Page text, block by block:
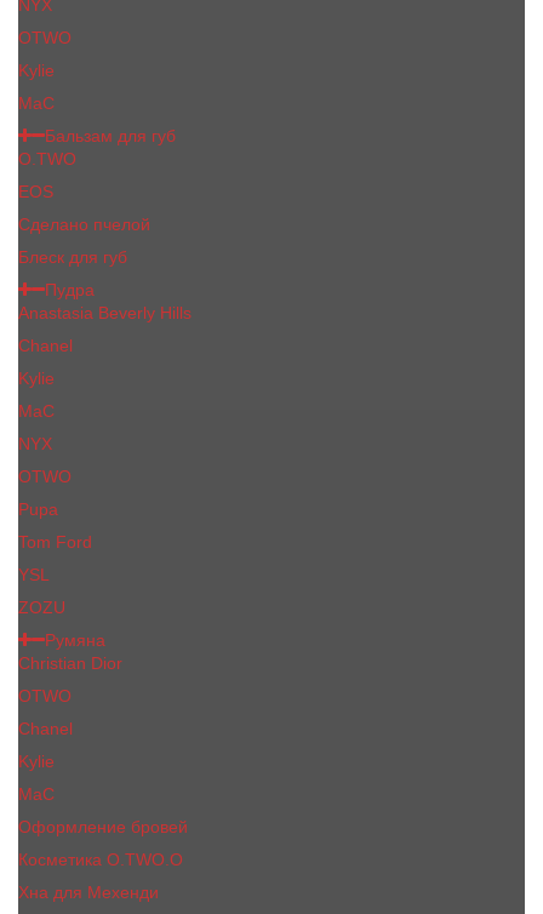
NYX
OTWO
Kylie
МаС
Бальзам для губ
O.TWO
EOS
Сделано пчелой
Блеск для губ
Пудра
Anastasia Beverly Hills
Chanel
Kylie
MaC
NYX
OTWO
Pupa
Tom Ford
YSL
ZOZU
Румяна
Christian Dior
OTWO
Сhanеl
Kylie
MaC
Оформление бровей
Косметика O.TWO.O
Хна для Мехенди